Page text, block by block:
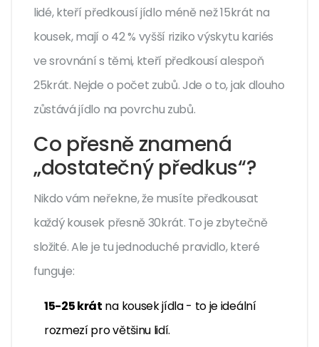
lidé, kteří předkousí jídlo méně než 15krát na
kousek, mají o 42 % vyšší riziko výskytu kariés
ve srovnání s těmi, kteří předkousí alespoň
25krát. Nejde o počet zubů. Jde o to, jak dlouho
zůstává jídlo na povrchu zubů.
Co přesně znamená
„dostatečný předkus“?
Nikdo vám neřekne, že musíte předkousat
každý kousek přesně 30krát. To je zbytečně
složité. Ale je tu jednoduché pravidlo, které
funguje:
15-25 krát na kousek jídla - to je ideální
rozmezí pro většinu lidí.